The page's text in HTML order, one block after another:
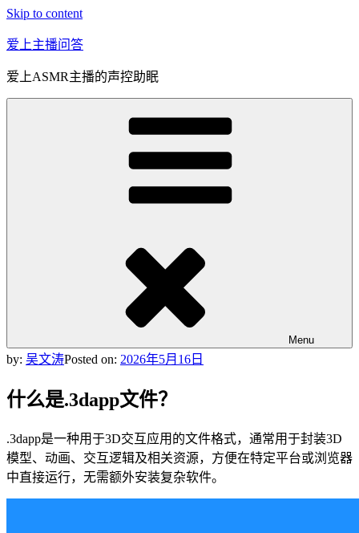
Skip to content
爱上主播问答
爱上ASMR主播的声控助眠
Menu
by: 吴文涛Posted on: 2026年5月16日
什么是.3dapp文件？
.3dapp是一种用于3D交互应用的文件格式，通常用于封装3D
模型、动画、交互逻辑及相关资源，方便在特定平台或浏览器
中直接运行，无需额外安装复杂软件。